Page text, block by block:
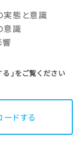
実態と意識
意識
響
」をご覧ください
ドする